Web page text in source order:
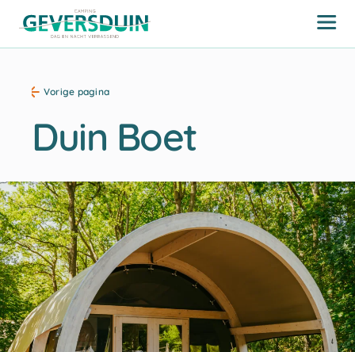
Vorige pagina
Duin Boet